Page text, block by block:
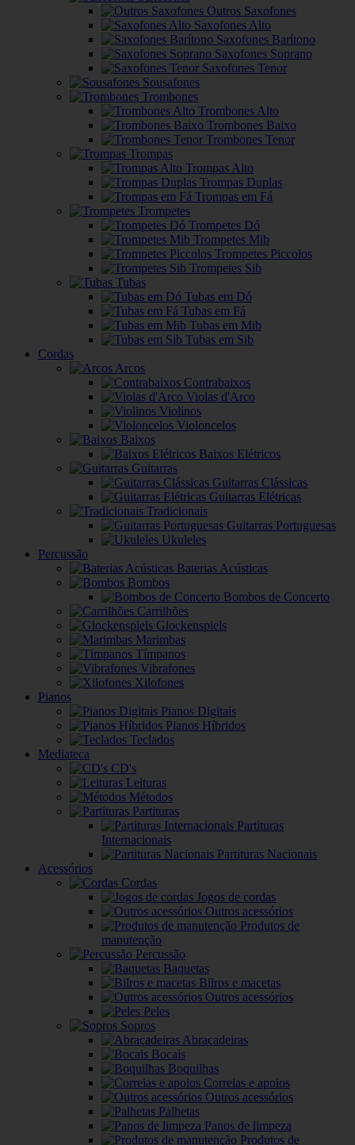
Outros Saxofones
Saxofones Alto
Saxofones Barítono
Saxofones Soprano
Saxofones Tenor
Sousafones
Trombones
Trombones Alto
Trombones Baixo
Trombones Tenor
Trompas
Trompas Alto
Trompas Duplas
Trompas em Fá
Trompetes
Trompetes Dó
Trompetes Mib
Trompetes Piccolos
Trompetes Sib
Tubas
Tubas em Dó
Tubas em Fá
Tubas em Mib
Tubas em Sib
Cordas
Arcos
Contrabaixos
Violas d'Arco
Violinos
Violoncelos
Baixos
Baixos Elétricos
Guitarras
Guitarras Clássicas
Guitarras Elétricas
Tradicionais
Guitarras Portuguesas
Ukuleles
Percussão
Baterias Acústicas
Bombos
Bombos de Concerto
Carrilhões
Glockenspiels
Marimbas
Tímpanos
Vibrafones
Xilofones
Pianos
Pianos Digitais
Pianos Híbridos
Teclados
Mediateca
CD's
Leituras
Métodos
Partituras
Partituras
Internacionais
Partituras Nacionais
Acessórios
Cordas
Jogos de cordas
Outros acessórios
Produtos de
manutenção
Percussão
Baquetas
Bilros e macetas
Outros acessórios
Peles
Sopros
Abraçadeiras
Bocais
Boquilhas
Correias e apoios
Outros acessórios
Palhetas
Panos de limpeza
Produtos de